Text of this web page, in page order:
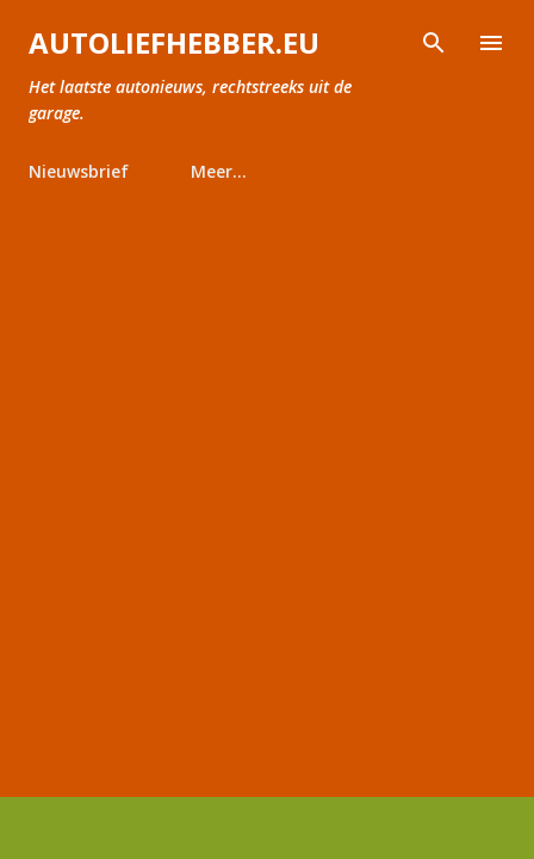
Doorgaan naar hoofdcontent
AUTOLIEFHEBBER.EU
Het laatste autonieuws, rechtstreeks uit de
garage.
Nieuwsbrief Meer…